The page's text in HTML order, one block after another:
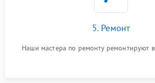
5. Ремонт
Наши мастера по ремонту ремонтируют